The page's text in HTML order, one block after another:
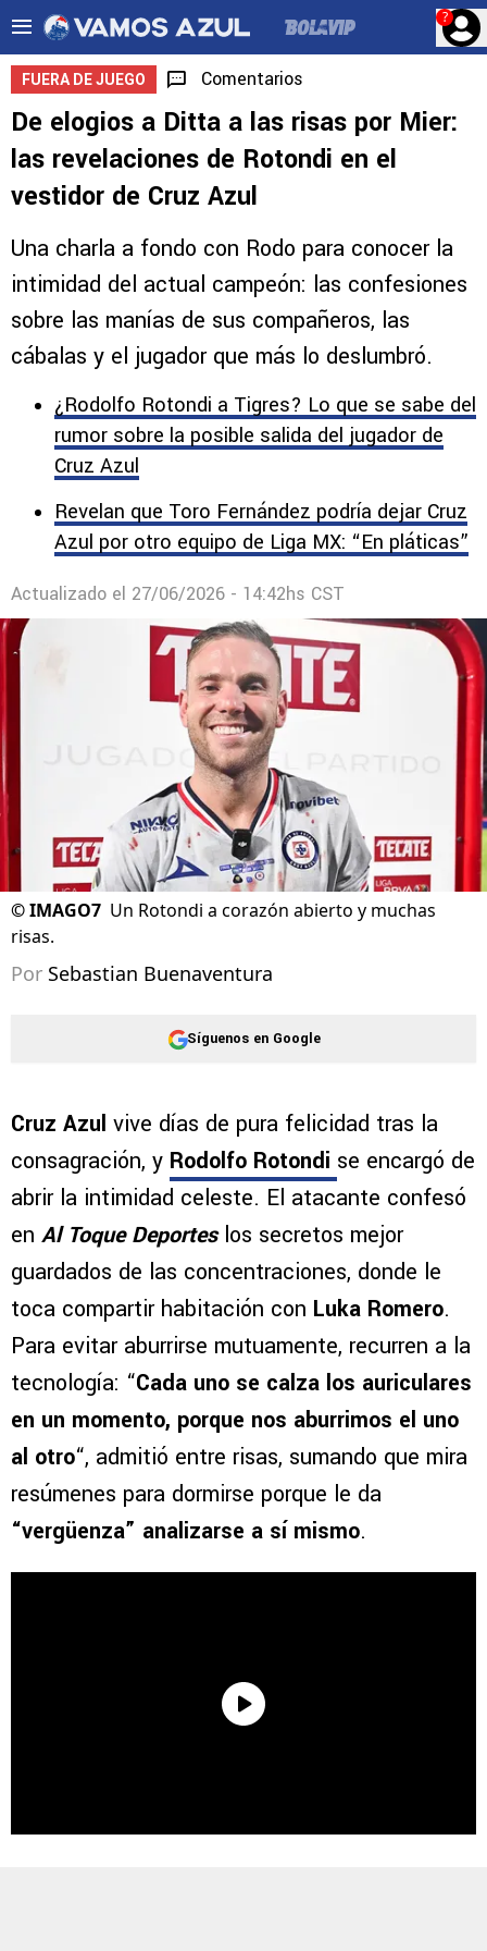
?
FUERA DE JUEGO Comentarios
De elogios a Ditta a las risas por Mier:
las revelaciones de Rotondi en el
vestidor de Cruz Azul
Una charla a fondo con Rodo para conocer la
intimidad del actual campeón: las confesiones
sobre las manías de sus compañeros, las
cábalas y el jugador que más lo deslumbró.
¿Rodolfo Rotondi a Tigres? Lo que se sabe del
rumor sobre la posible salida del jugador de
Cruz Azul
Revelan que Toro Fernández podría dejar Cruz
Azul por otro equipo de Liga MX: “En pláticas”
Actualizado el 27/06/2026 - 14:42hs CST
©IMAGO7 Un Rotondi a corazón abierto y muchas
risas.
Por Sebastian Buenaventura
Síguenos en Google
Cruz Azul vive días de pura felicidad tras la
consagración, y Rodolfo Rotondi se encargó de
abrir la intimidad celeste. El atacante confesó
en Al Toque Deporteslos secretos mejor
guardados de las concentraciones, donde le
toca compartir habitación con Luka Romero.
Para evitar aburrirse mutuamente, recurren a la
tecnología: “Cada uno se calza los auriculares
en un momento, porque nos aburrimos el uno
al otro“, admitió entre risas, sumando que mira
resúmenes para dormirse porque le da
“vergüenza” analizarse a sí mismo.